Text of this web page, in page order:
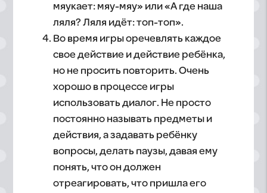
мяукает: мяу-мяу» или «А где наша
ляля? Ляля идёт: топ-топ».
Во время игры оречевлять каждое
свое действие и действие ребёнка,
но не просить повторить. Очень
хорошо в процессе игры
использовать диалог. Не просто
постоянно называть предметы и
действия, а задавать ребёнку
вопросы, делать паузы, давая ему
понять, что он должен
отреагировать, что пришла его